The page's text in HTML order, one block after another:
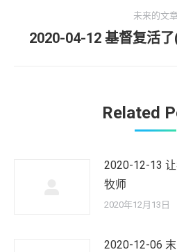
航
的
文
未来的文章
未
章：
2020-04-12 基督复活
Related
2020-12-13
牧师
2020年12月13日
2020-12-06